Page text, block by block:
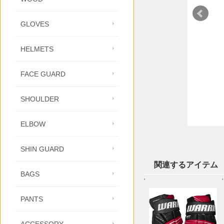
GLOVES
HELMETS
FACE GUARD
SHOULDER
ELBOW
SHIN GUARD
BAGS
PANTS
関連するアイテム
' '